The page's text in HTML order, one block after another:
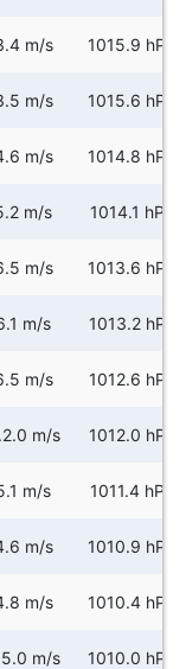
m/s 1015.9 hPa
m/s 1015.6 hPa
m/s 1014.8 hPa
m/s 1014.1 hPa
m/s 1013.6 hPa
m/s 1013.2 hPa
m/s 1012.6 hPa
m/s 1012.0 hPa
m/s 1011.4 hPa
m/s 1010.9 hPa
m/s 1010.4 hPa
m/s 1010.0 hPa